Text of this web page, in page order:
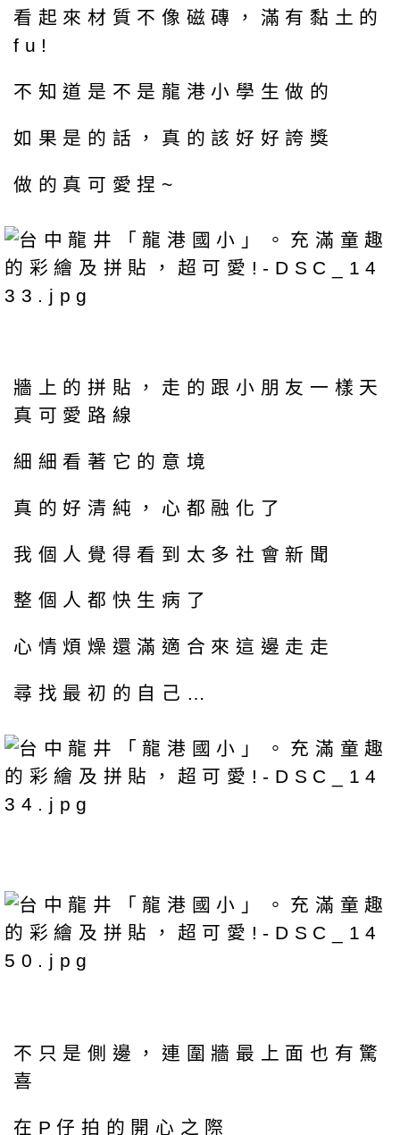
看起來材質不像磁磚，滿有黏土的
fu!
不知道是不是龍港小學生做的
如果是的話，真的該好好誇獎
做的真可愛捏~
牆上的拼貼，走的跟小朋友一樣天
真可愛路線
細細看著它的意境
真的好清純，心都融化了
我個人覺得看到太多社會新聞
整個人都快生病了
心情煩燥還滿適合來這邊走走
尋找最初的自己…
不只是側邊，連圍牆最上面也有驚
喜
在P仔拍的開心之際